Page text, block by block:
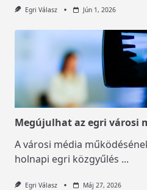
Egri Válasz Jún 1, 2026
Megújulhat az egri városi
A városi média
holnapi egri közgyűlés ...
Egri Válasz Máj 27, 2026